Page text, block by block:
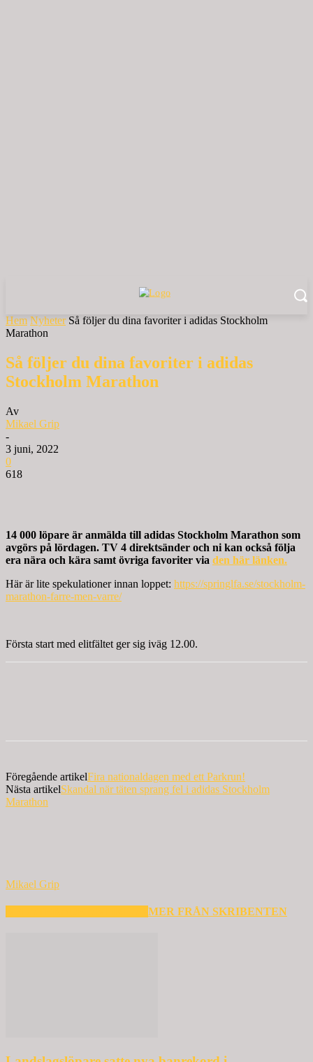
Hem Nyheter Så följer du dina favoriter i adidas Stockholm
Marathon
Så följer du dina favoriter i adidas
Stockholm Marathon
Av
Mikael Grip
-
3 juni, 2022
0
618
14 000 löpare är anmälda till adidas Stockholm Marathon som
avgörs på lördagen. TV 4 direktsänder och ni kan också följa
era nära och kära samt övriga favoriter via den här länken.
Här är lite spekulationer innan loppet: https://springlfa.se/stockholm-
marathon-farre-men-varre/
Första start med elitfältet ger sig iväg 12.00.
Föregående artikelFira nationaldagen med ett Parkrun!
Nästa artikelSkandal när täten sprang fel i adidas Stockholm
Marathon
Mikael Grip
MER FRÅN SKRIBENTEN